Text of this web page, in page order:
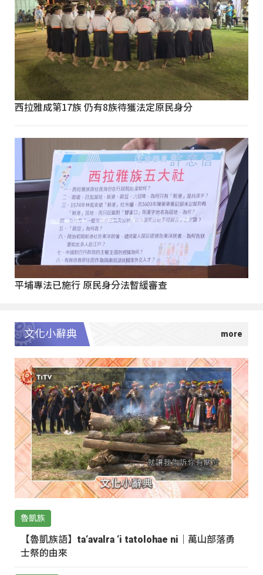
西拉雅成第17族 仍有8族待獲法定原民身分
平埔專法已施行 原民身分法暫緩審查
文化小辭典
魯凱族
【魯凱族語】ta‘avalra ‘i tatolohae ni｜萬山部落勇
士祭的由來